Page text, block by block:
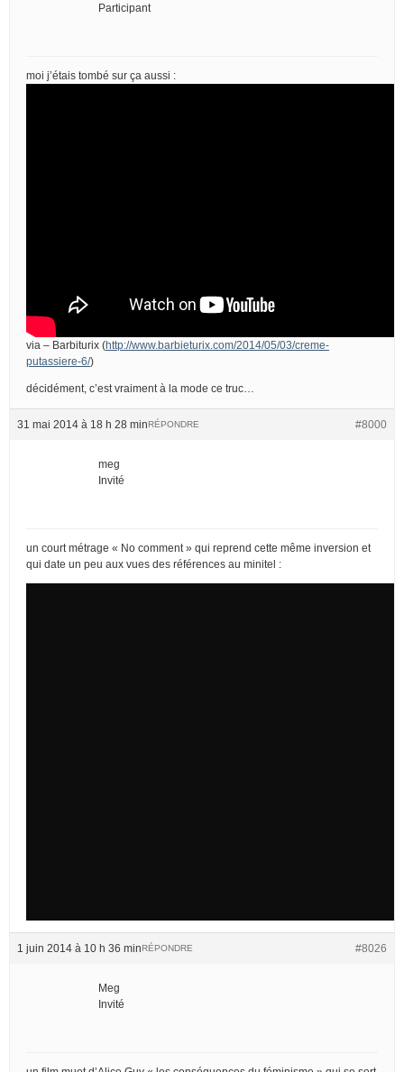
Participant
moi j’étais tombé sur ça aussi :
via – Barbiturix (http://www.barbieturix.com/2014/05/03/creme-
putassiere-6/)
décidément, c’est vraiment à la mode ce truc…
31 mai 2014 à 18 h 28 min #8000
RÉPONDRE
meg
Invité
un court métrage « No comment » qui reprend cette même inversion et
qui date un peu aux vues des références au minitel :
1 juin 2014 à 10 h 36 min #8026
RÉPONDRE
Meg
Invité